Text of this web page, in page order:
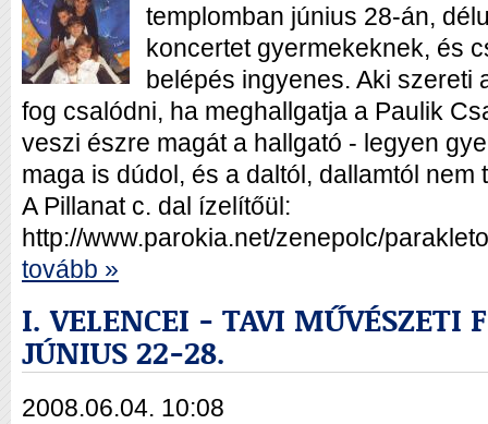
templomban június 28-án,
koncertet gyermekeknek, és
belépés ingyenes. Aki szereti
fog csalódni, ha meghallgatja a Paulik
veszi észre magát a hallgató - legyen
maga is dúdol, és a daltól, dallamtól
A Pillanat c. dal ízelítőül:
http://www.parokia.net/zenepolc/
tovább »
I. VELENCEI - TAVI MŰVÉSZETI
JÚNIUS 22-28.
2008.06.04. 10:08